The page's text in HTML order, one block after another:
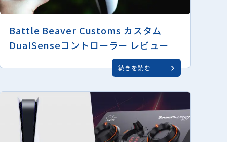
Battle Beaver Customs カスタム
DualSenseコントローラー レビュー
続きを読む